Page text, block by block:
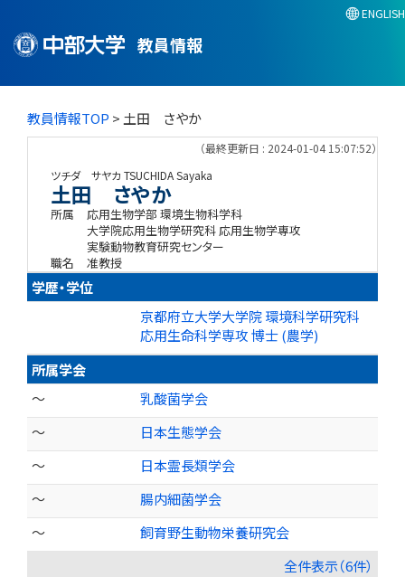
教員情報
ENGLISH
教員情報TOP > 土田 さやか
（最終更新日 : 2024-01-04 15:07:52）
ツチダ サヤカ TSUCHIDA Sayaka
土田 さやか
所属
応用生物学部 環境生物科学科
大学院応用生物学研究科 応用生物学専攻
実験動物教育研究センター
職名
准教授
学歴・学位
京都府立大学大学院 環境科学研究科
応用生命科学専攻 博士 (農学)
所属学会
～
乳酸菌学会
～
日本生態学会
～
日本霊長類学会
～
腸内細菌学会
～
飼育野生動物栄養研究会
全件表示（6件）